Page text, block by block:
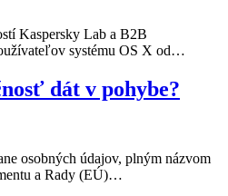
Kaspersky Lab a B2B
systému OS X od…
dát v pohybe?
osobných údajov, plným názvom
a Rady (EÚ)…